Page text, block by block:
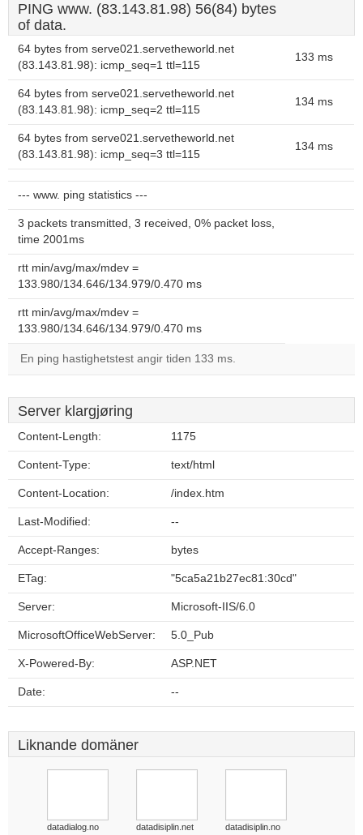
PING www. (83.143.81.98) 56(84) bytes
of data.
64 bytes from serve021.servetheworld.net
(83.143.81.98): icmp_seq=1 ttl=115
133 ms
64 bytes from serve021.servetheworld.net
(83.143.81.98): icmp_seq=2 ttl=115
134 ms
64 bytes from serve021.servetheworld.net
(83.143.81.98): icmp_seq=3 ttl=115
134 ms
--- www. ping statistics ---
3 packets transmitted, 3 received, 0% packet loss,
time 2001ms
rtt min/avg/max/mdev =
133.980/134.646/134.979/0.470 ms
rtt min/avg/max/mdev =
133.980/134.646/134.979/0.470 ms
En ping hastighetstest angir tiden 133 ms.
Server klargjøring
Content-Length: 1175
Content-Type: text/html
Content-Location: /index.htm
Last-Modified: --
Accept-Ranges: bytes
ETag: "5ca5a21b27ec81:30cd"
Server: Microsoft-IIS/6.0
MicrosoftOfficeWebServer: 5.0_Pub
X-Powered-By: ASP.NET
Date: --
Liknande domäner
datadialog.no datadisiplin.net datadisiplin.no